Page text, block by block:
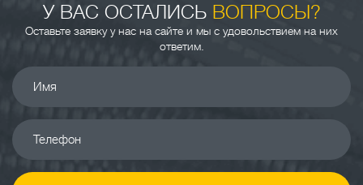
У ВАС ОСТАЛИСЬ ВОПРОСЫ?
Оставьте заявку у нас на сайте и мы с удовольствием на них
ответим.
Имя
Телефон